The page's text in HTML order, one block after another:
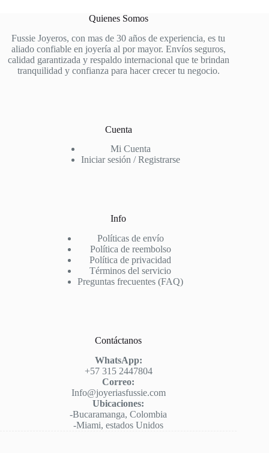
Quienes Somos
Fussie Joyeros, con mas de 30 años de experiencia, es tu
aliado confiable en joyería al por mayor. Envíos seguros,
calidad garantizada y respaldo internacional que te brindan
tranquilidad y confianza para hacer crecer tu negocio.
Cuenta
Mi Cuenta
Iniciar sesión / Registrarse
Info
Políticas de envío
Política de reembolso
Política de privacidad
Términos del servicio
Preguntas frecuentes (FAQ)
Contáctanos
WhatsApp:
+57 315 2447804
Correo:
Info@joyeriasfussie.com
Ubicaciones:
-Bucaramanga, Colombia
-Miami, estados Unidos